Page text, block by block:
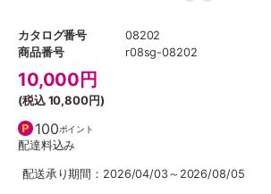
カタログ番号
08202
商品番号
r08sg-08202
10,000 円
(税込10,800円)
100ポイント
配達料込み
配送承り期間：2026/04/03～2026/08/05